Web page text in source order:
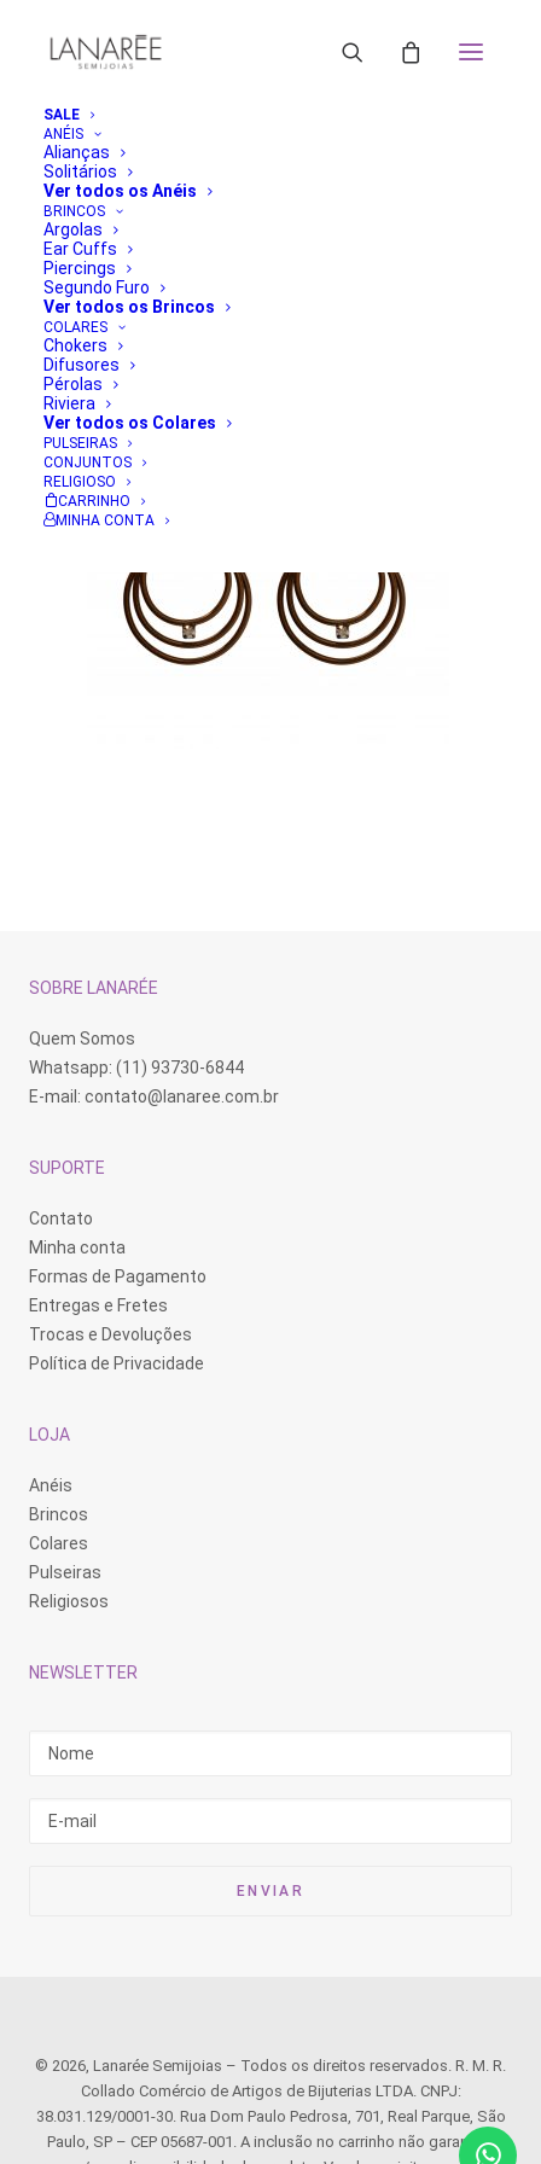
SALE
ANÉIS
Alianças
Solitários
Ver todos os Anéis
BRINCOS
Argolas
Ear Cuffs
Piercings
Segundo Furo
Ver todos os Brincos
COLARES
Chokers
Difusores
Pérolas
Riviera
Ver todos os Colares
PULSEIRAS
CONJUNTOS
RELIGIOSO
CARRINHO
MINHA CONTA
Brinco Argola BZ | Lanarée Acessórios
Home
SOBRE LANARÉE
Quem Somos
Whatsapp: (11) 93730-6844
E-mail: contato@lanaree.com.br
SUPORTE
Contato
Minha conta
Formas de Pagamento
Entregas e Fretes
Trocas e Devoluções
Política de Privacidade
LOJA
Anéis
Brincos
Colares
Pulseiras
Religiosos
NEWSLETTER
© 2026, Lanarée Semijoias – Todos os direitos reservados. R. M. R.
Collado Comércio de Artigos de Bijuterias LTDA. CNPJ:
38.031.129/0001-30. Rua Dom Paulo Pedrosa, 701, Real Parque, São
Paulo, SP – CEP 05687-001. A inclusão no carrinho não garante o